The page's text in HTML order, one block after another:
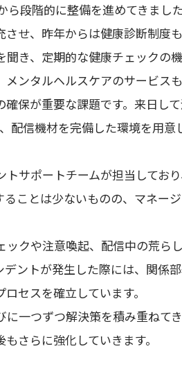
ら段階的に整備を進めてきまし
せ、昨年からは健康診断制度
き、定期的な健康チェックの
ンタルヘルスケアのサービスも
保が重要な課題です。来日し
配信機材を完備した環境を用意
サポートチームが担当してお
ことは少ないものの、マネー
クや注意喚起、配信中の荒ら
ントが発生した際には、関係
セスを確立しています。
一つずつ解決策を積み重ねて
さらに強化していきます。